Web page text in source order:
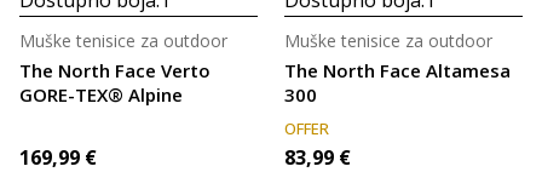
The North Face Verto
GORE-TEX® Alpine
Muške tenisice za outdoor
169,99 €
The North Face Altamesa
300
Muške tenisice za outdoor
OFFER
83,99 €